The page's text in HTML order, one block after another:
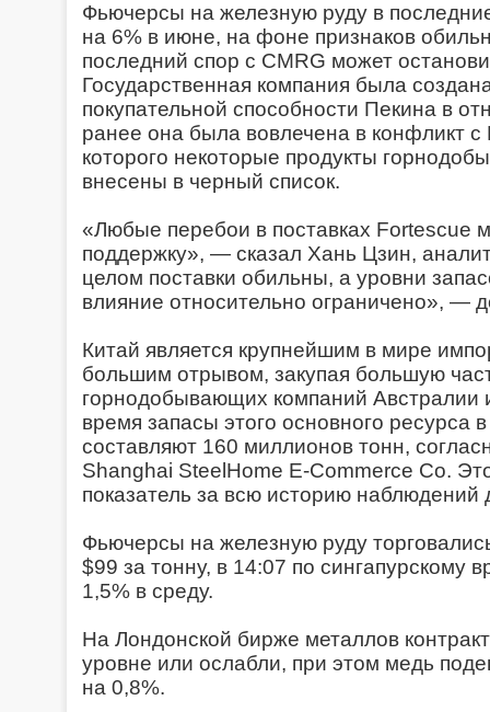
Фьючерсы на железную руду в
на 6% в июне, на фоне признаков
последний спор с CMRG может
Государственная компания была
покупательной способности Пекина в
ранее она была вовлечена в конфликт с
которого некоторые продукты
внесены в черный список.
«Любые перебои в поставках Fortescue
поддержку», — сказал Хань Цзин,
целом поставки обильны, а уровни
влияние относительно ограничено», —
Китай является крупнейшим в мире
большим отрывом, закупая большую
горнодобывающих компаний Австралии
время запасы этого основного ресурса
составляют 160 миллионов тонн,
Shanghai SteelHome E-Commerce Co.
показатель за всю историю наблюдений
Фьючерсы на железную руду
$99 за тонну, в 14:07 по сингапурскому
1,5% в среду.
На Лондонской бирже металлов
уровне или ослабли, при этом медь
на 0,8%.